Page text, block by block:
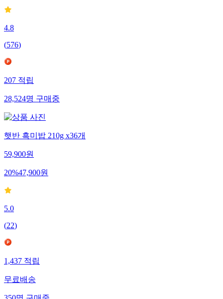
4.8
(576)
207적립
28,524명구매중
햇반 흑미밥 210g x36개
59,900원
20%47,900원
5.0
(22)
1,437적립
무료배송